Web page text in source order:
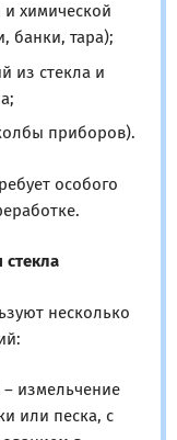
химической
банки, тара);
из стекла и
приборов).
особого
стекла
несколько
– измельчение
или песка, с